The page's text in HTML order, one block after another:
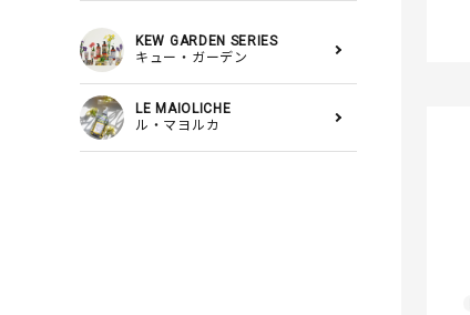
KEW GARDEN SERIES
キュー・ガーデン
LE MAIOLICHE
ル・マヨルカ